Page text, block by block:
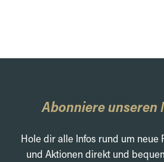
Abonniere unseren
Hole dir alle Infos rund um neue
und Aktionen direkt und